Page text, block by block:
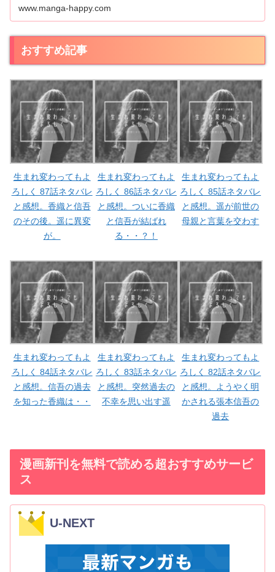
www.manga-happy.com
おすすめ記事
生まれ変わってもよ
ろしく 87話ネタバレ
と感想。香織と信吾
のその後。遥に異変
が。
生まれ変わってもよ
ろしく 86話ネタバレ
と感想。ついに香織
と信吾が結ばれ
る・・？！
生まれ変わってもよ
ろしく 85話ネタバレ
と感想。遥が前世の
母親と言葉を交わす
生まれ変わってもよ
ろしく 84話ネタバレ
と感想。信吾の過去
を知った香織は・・
生まれ変わってもよ
ろしく 83話ネタバレ
と感想。突然過去の
不幸を思い出す遥
生まれ変わってもよ
ろしく 82話ネタバレ
と感想。ようやく明
かされる張本信吾の
過去
漫画新刊を無料で読める超おすすめサービ
ス
U-NEXT